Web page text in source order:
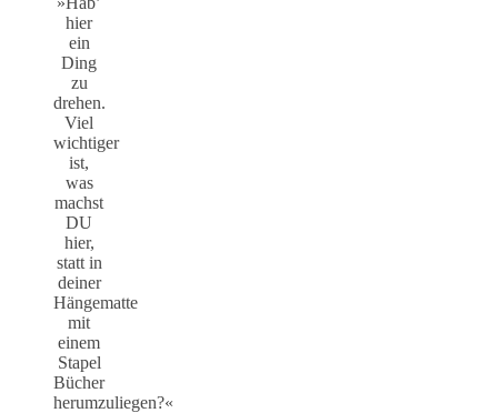
hier
ein
Ding
zu
drehen.
Viel
wichtiger
ist,
was
machst
DU
hier,
statt in
deiner
Hängematte
mit
einem
Stapel
Bücher
herumzuliegen?«